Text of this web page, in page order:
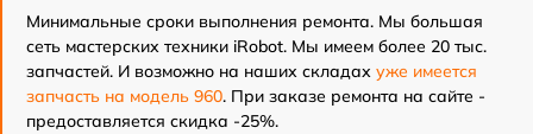
Минимальные сроки выполнения ремонта. Мы большая
сеть мастерских техники iRobot. Мы имеем более 20 тыс.
запчастей. И возможно на наших складах уже имеется
запчасть на модель 960. При заказе ремонта на сайте -
предоставляется скидка -25%.